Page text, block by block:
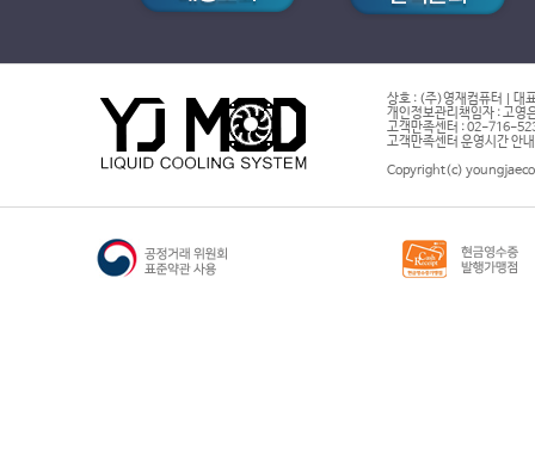
상호 : (주)영재컴퓨터 | 대
개인정보관리책임자 : 고영
고객만족센터 : 02-716-
고객만족센터 운영시간 안
Copyright(c)